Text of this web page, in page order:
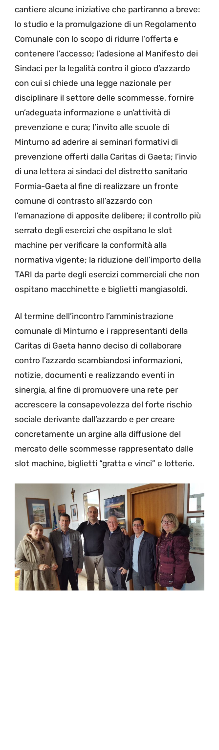
cantiere alcune iniziative che partiranno a breve:
lo studio e la promulgazione di un Regolamento
Comunale con lo scopo di ridurre l’offerta e
contenere l’accesso; l’adesione al Manifesto dei
Sindaci per la legalità contro il gioco d’azzardo
con cui si chiede una legge nazionale per
disciplinare il settore delle scommesse, fornire
un’adeguata informazione e un’attività di
prevenzione e cura; l’invito alle scuole di
Minturno ad aderire ai seminari formativi di
prevenzione offerti dalla Caritas di Gaeta; l’invio
di una lettera ai sindaci del distretto sanitario
Formia-Gaeta al fine di realizzare un fronte
comune di contrasto all’azzardo con
l’emanazione di apposite delibere; il controllo più
serrato degli esercizi che ospitano le slot
machine per verificare la conformità alla
normativa vigente; la riduzione dell’importo della
TARI da parte degli esercizi commerciali che non
ospitano macchinette e biglietti mangiasoldi.
Al termine dell’incontro l’amministrazione
comunale di Minturno e i rappresentanti della
Caritas di Gaeta hanno deciso di collaborare
contro l’azzardo scambiandosi informazioni,
notizie, documenti e realizzando eventi in
sinergia, al fine di promuovere una rete per
accrescere la consapevolezza del forte rischio
sociale derivante dall’azzardo e per creare
concretamente un argine alla diffusione del
mercato delle scommesse rappresentato dalle
slot machine, biglietti “gratta e vinci” e lotterie.